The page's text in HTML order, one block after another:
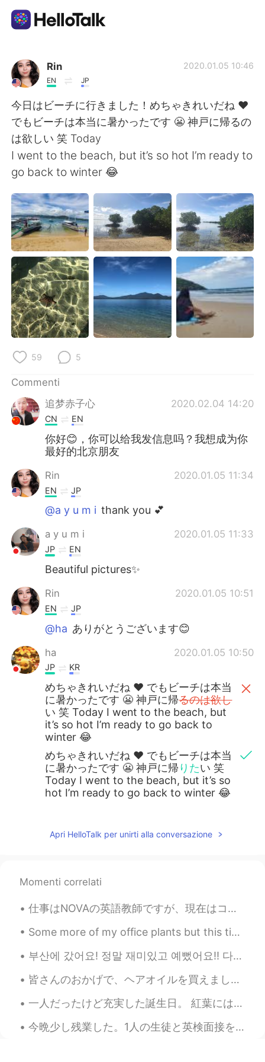
App di scambio linguistico
AI Grammar Checker
Italiano
English 简体中文
繁體中文 Español
العربية Français
Deutsch 日本語
한국어 Русский
ไทย Indonesia
Türkçe
Português
Rin
EN JP
2020.01.05 10:46
今日はビーチに行きました！めちゃきれいだね ❤️
でもビーチは本当に暑かったです 😬 神戸に帰るの
は欲しい 笑 Today
I went to the beach, but it’s so hot I’m ready to
go back to winter 😂
59 5
Commenti
追梦赤子心
2020.02.04 14:20
CN EN
你好😊，你可以给我发信息吗？我想成为你
最好的北京朋友
Rin 2020.01.05 11:34
EN JP
@a y u m i thank you 💕
a y u m i 2020.01.05 11:33
JP EN
Beautiful pictures✨
Rin 2020.01.05 10:51
EN JP
@ha ありがとうございます😊
ha 2020.01.05 10:50
JP KR
めちゃきれいだね ❤️ でもビーチは本当
に暑かったです 😬 神戸に帰るのは欲し
い 笑 Today I went to the beach, but
it’s so hot I’m ready to go back to
winter 😂
めちゃきれいだね ❤️ でもビーチは本当
に暑かったです 😬 神戸に帰 りたい 笑
Today I went to the beach, but it’s so
hot I’m ready to go back to winter 😂
Apri HelloTalk per unirti alla conversazione
Momenti correlati
仕事はNOVAの英語教師ですが、現在はコロナ禍のため働いていなくて無期限ストライキ中です。私は東京のGeneral Support Unionにいますが、NOVAで働くほとんどの教師はGUにいま...
Some more of my office plants but this time the ones on my desk 😂. They are really simple and gro...
부산에 갔어요! 정말 재미있고 예뻤어요!! 다시 가고 싶어요~~ 🥰 지금은 서울에 돌아가고 있어요~ 내일은 수업이 있어요 ㅠㅠ 그리고 메시지하고 싶어요!! ❤️= 메시지 ...
皆さんのおかげで、ヘアオイルを買えました。😁 一昨日イオンモールに行って、ヘアオイルを買おうとしたら、いっぱいあって、迷ってましたから、売り場の写真を撮って、昨日ハロートークで投稿しました。🤓...
一人だったけど充実した誕生日。 紅葉にはちょっと遅くて残念たげとまだまだ綺麗だった！ 日本で留学してた時に学校旅行で日光に行ってて、携帯なくした。ほとんどの留学間の写真がなくなったからかなり...
今晩少し残業した。1人の生徒と英検面接を練習した。その子はとても優しくて頭いい。でも彼女は眠かった。今日試験があったから昨日遅く寝た。今日の練習はちょっと難しい。僕はアドバイス言ってあげた。最後...